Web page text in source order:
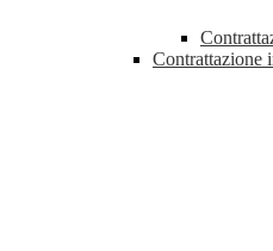
Contrattazione